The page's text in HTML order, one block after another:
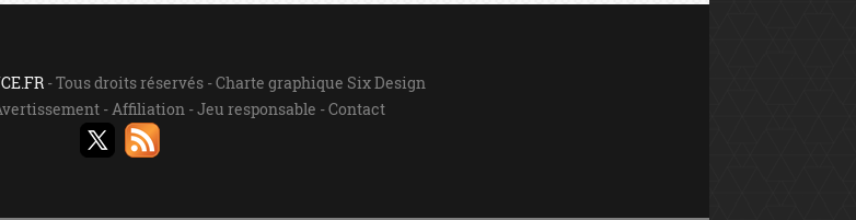
- Tous droits réservés - Charte graphique Six Design
-Affiliation-Jeu responsable -Contact